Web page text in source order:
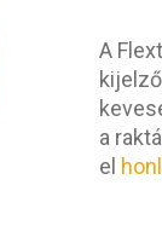
A
a
el